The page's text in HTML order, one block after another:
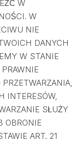
W
W
NIE
DANYCH
W STANIE
INTERESÓW,
SŁUŻY
OBRONIE
ART. 21